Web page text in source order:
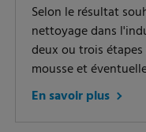
Selon le résultat
nettoyage dans
deux ou trois
mousse et
En savoir plus